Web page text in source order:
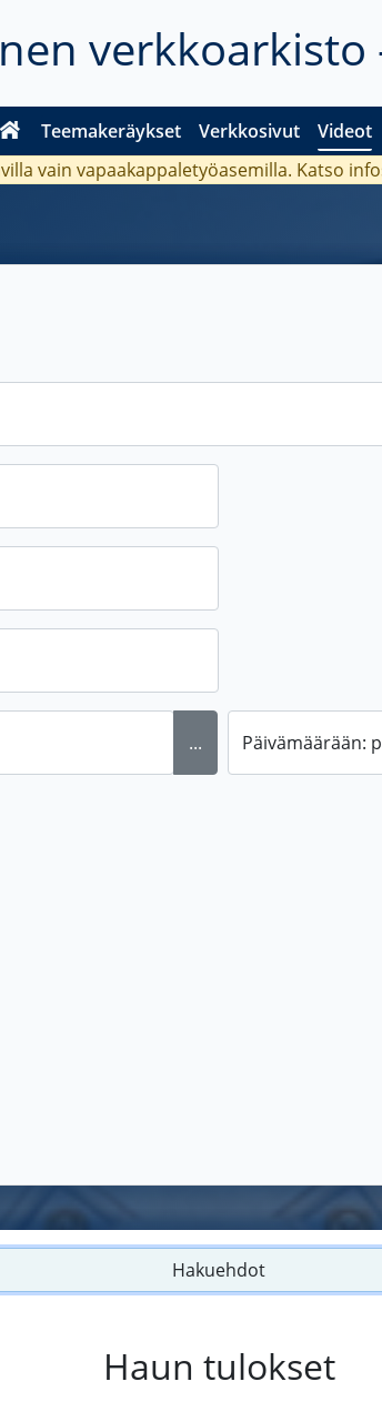
verkkoarkisto
Teemakeräykset Verkkosivut Videot
vain vapaakappaletyöasemilla. Katso
... Päivämäärään:
Hakuehdot
Haun tulokset